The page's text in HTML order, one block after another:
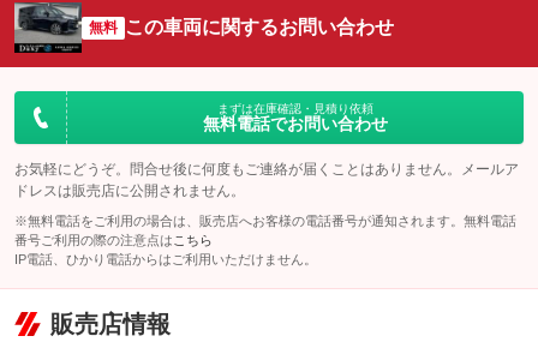
サイドカメラ
：装備あり ルーフレール
：装備なし
：装備なし
：装備なし
無料 この車両に関するお問い合わせ
まずは在庫確認・見積り依頼
無料電話でお問い合わせ
お気軽にどうぞ。問合せ後に何度もご連絡が届くことはありません。メールア
ドレスは販売店に公開されません。
※無料電話をご利用の場合は、販売店へお客様の電話番号が通知されます。無料電話
番号ご利用の際の注意点は こちら
IP電話、ひかり電話からはご利用いただけません。
販売店情報